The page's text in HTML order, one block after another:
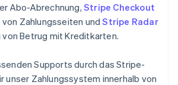
Abo-Abrechnung, Stripe Checkout
von Zahlungsseiten undStripe Radar
von Betrug mit Kreditkarten.
Supports durch das Stripe-
unser Zahlungssystem innerhalb von